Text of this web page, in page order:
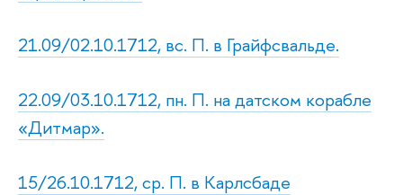
21.09/02.10.1712, вс. П. в Грайфсвальде.
22.09/03.10.1712, пн. П. на датском корабле
«Дитмар».
15/26.10.1712, ср. П. в Карлсбаде